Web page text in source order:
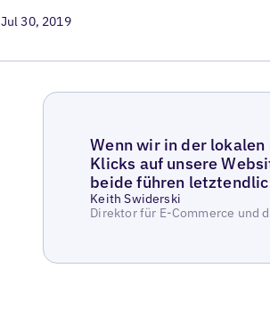
Jul 30, 2019
Wenn wir in der
Klicks auf unsere
beide führen
Keith Swiderski
Direktor für E-Commerce und